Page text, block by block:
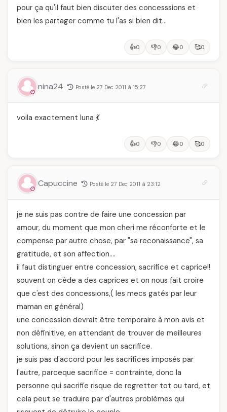
pour ça qu'il faut bien discuter des concesssions et
bien les partager comme tu l'as si bien dit…
👍0 👎0 😂0 🥰0
nina24 Posté le 27 Dec 2011 à 15:27
voila exactement luna 💃
👍0 👎0 😂0 🥰0
Capuccine Posté le 27 Dec 2011 à 23:12
je ne suis pas contre de faire une concession par
amour, du moment que mon cheri me réconforte et le
compense par autre chose, par "sa reconaissance", sa
gratitude, et son affection….
il faut distinguer entre concession, sacrifice et caprice!!
souvent on cède a des caprices et on nous fait croire
que c'est des concessions,( les mecs gatés par leur
maman en général)
une concession devrait être temporaire à mon avis et
non définitive, en attendant de trouver de meilleures
solutions, sinon ça devient un sacrifice.
je suis pas d'accord pour les sacrifices imposés par
l'autre, parceque sacrifice = contrainte, donc la
personne qui sacrifie risque de regretter tot ou tard, et
cela peut se traduire par d'autres problèmes qui